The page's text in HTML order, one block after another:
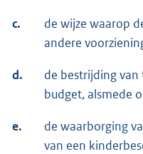
c.
de wijze waarop
andere
d.
de bestrijding
budget, alsmede
e.
de waarborging
van een